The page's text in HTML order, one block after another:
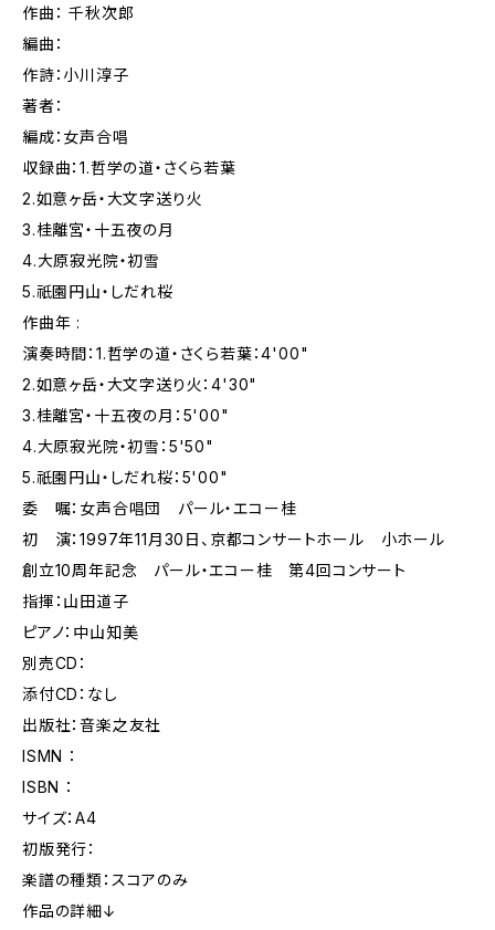
作曲： 千秋次郎
編曲：
作詩：小川淳子
著者：
編成：女声合唱
収録曲：1.哲学の道・さくら若葉
2.如意ヶ岳・大文字送り火
3.桂離宮・十五夜の月
4.大原寂光院・初雪
5.祇園円山・しだれ桜
作曲年 :
演奏時間：1.哲学の道・さくら若葉：4'00"
2.如意ヶ岳・大文字送り火：4'30"
3.桂離宮・十五夜の月：5'00"
4.大原寂光院・初雪：5'50"
5.祇園円山・しだれ桜：5'00"
委 嘱：女声合唱団 パール・エコー桂
初 演：1997年11月30日、京都コンサートホール 小ホール
創立10周年記念 パール・エコー桂 第4回コンサート
指揮：山田道子
ピアノ：中山知美
別売CD：
添付CD：なし
出版社：音楽之友社
ISMN ：
ISBN ：
サイズ：A4
初版発行：
楽譜の種類：スコアのみ
作品の詳細↓